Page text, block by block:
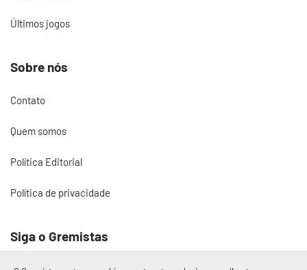
Últimos jogos
Sobre nós
Contato
Quem somos
Política Editorial
Política de privacidade
Siga o Gremistas